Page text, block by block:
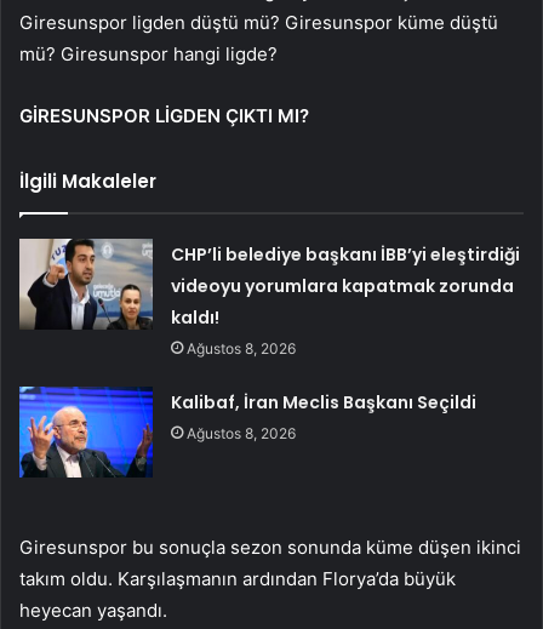
Giresunspor ligden düştü mü? Giresunspor küme düştü
mü? Giresunspor hangi ligde?
GİRESUNSPOR LİGDEN ÇIKTI MI?
İlgili Makaleler
CHP’li belediye başkanı İBB’yi eleştirdiği
videoyu yorumlara kapatmak zorunda
kaldı!
Ağustos 8, 2026
Kalibaf, İran Meclis Başkanı Seçildi
Ağustos 8, 2026
Giresunspor bu sonuçla sezon sonunda küme düşen ikinci
takım oldu. Karşılaşmanın ardından Florya’da büyük
heyecan yaşandı.